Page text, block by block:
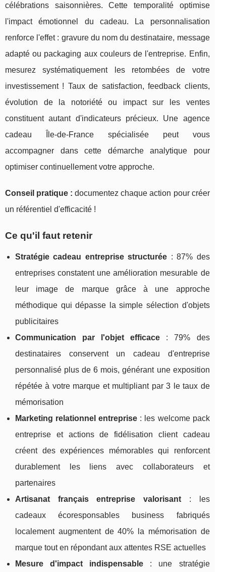
célébrations saisonnières. Cette temporalité optimise
l'impact émotionnel du cadeau. La personnalisation
renforce l'effet : gravure du nom du destinataire, message
adapté ou packaging aux couleurs de l'entreprise. Enfin,
mesurez systématiquement les retombées de votre
investissement ! Taux de satisfaction, feedback clients,
évolution de la notoriété ou impact sur les ventes
constituent autant d'indicateurs précieux. Une agence
cadeau Île-de-France spécialisée peut vous
accompagner dans cette démarche analytique pour
optimiser continuellement votre approche.
Conseil pratique : documentez chaque action pour créer
un référentiel d'efficacité !
Ce qu'il faut retenir
Stratégie cadeau entreprise structurée : 87% des
entreprises constatent une amélioration mesurable de
leur image de marque grâce à une approche
méthodique qui dépasse la simple sélection d'objets
publicitaires
Communication par l'objet efficace : 79% des
destinataires conservent un cadeau d'entreprise
personnalisé plus de 6 mois, générant une exposition
répétée à votre marque et multipliant par 3 le taux de
mémorisation
Marketing relationnel entreprise : les welcome pack
entreprise et actions de fidélisation client cadeau
créent des expériences mémorables qui renforcent
durablement les liens avec collaborateurs et
partenaires
Artisanat français entreprise valorisant : les
cadeaux écoresponsables business fabriqués
localement augmentent de 40% la mémorisation de
marque tout en répondant aux attentes RSE actuelles
Mesure d'impact indispensable : une stratégie